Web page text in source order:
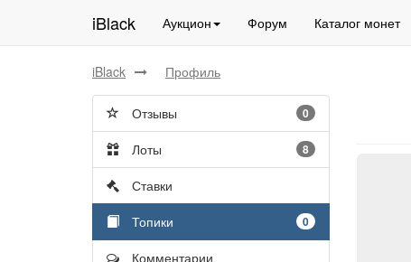
iBlack Аукцион Форум Каталог монет
iBlack Профиль
Отзывы 0
Лоты 8
Ставки
Топики
0
Комментарии